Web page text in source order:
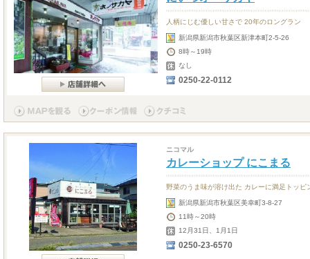
人柄にじむ優しい甘さで 20年のロングラン
新潟県新潟市秋葉区新津本町2-5-26
8時～19時
なし
0250-22-0112
ニコマル
カレーショップ にこまる
野菜のうま味が溶け出た カレーに満足トッピ
新潟県新潟市秋葉区美幸町3-8-27
11時～20時
12月31日、1月1日
0250-23-6570